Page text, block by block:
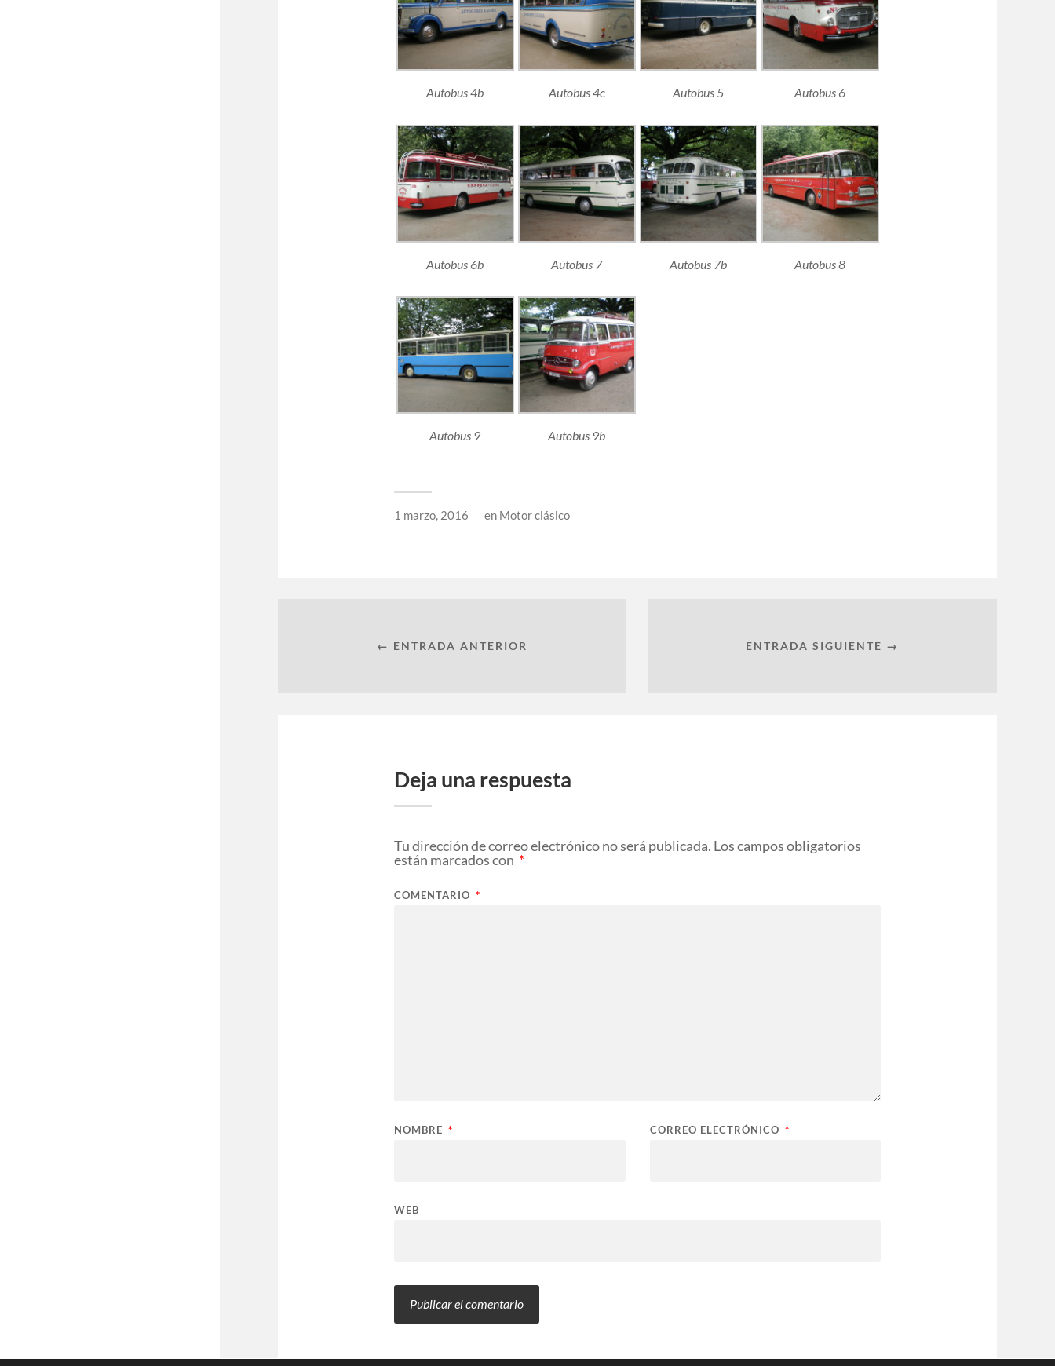
Autobus 4b Autobus 4c Autobus 5 Autobus 6
Autobus 6b Autobus 7 Autobus 7b Autobus 8
Autobus 9 Autobus 9b
1 marzo, 2016 en Motor clásico
← ENTRADA ANTERIOR ENTRADA SIGUIENTE →
Deja una respuesta
Tu dirección de correo electrónico no será publicada. Los campos obligatorios
están marcados con *
COMENTARIO *
NOMBRE * CORREO ELECTRÓNICO *
WEB